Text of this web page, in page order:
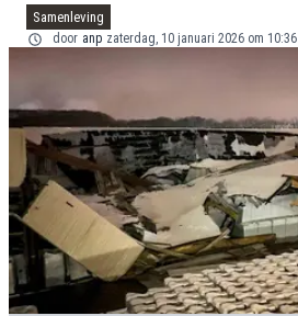
Samenleving
door anp zaterdag, 10 januari 2026 om 10:36